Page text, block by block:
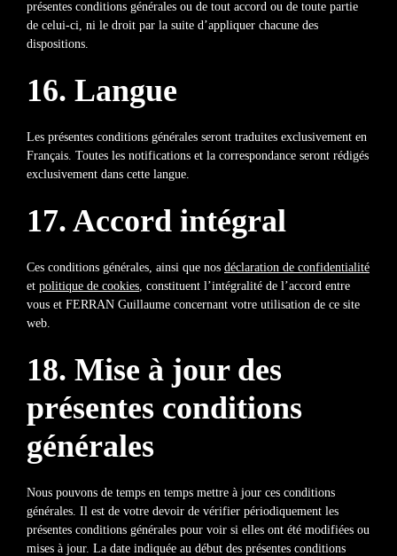
présentes conditions générales ou de tout accord ou de toute partie
de celui-ci, ni le droit par la suite d’appliquer chacune des
dispositions.
16. Langue
Les présentes conditions générales seront traduites exclusivement en
Français. Toutes les notifications et la correspondance seront rédigés
exclusivement dans cette langue.
17. Accord intégral
Ces conditions générales, ainsi que nos déclaration de confidentialité
et politique de cookies, constituent l’intégralité de l’accord entre
vous et FERRAN Guillaume concernant votre utilisation de ce site
web.
18. Mise à jour des
présentes conditions
générales
Nous pouvons de temps en temps mettre à jour ces conditions
générales. Il est de votre devoir de vérifier périodiquement les
présentes conditions générales pour voir si elles ont été modifiées ou
mises à jour. La date indiquée au début des présentes conditions